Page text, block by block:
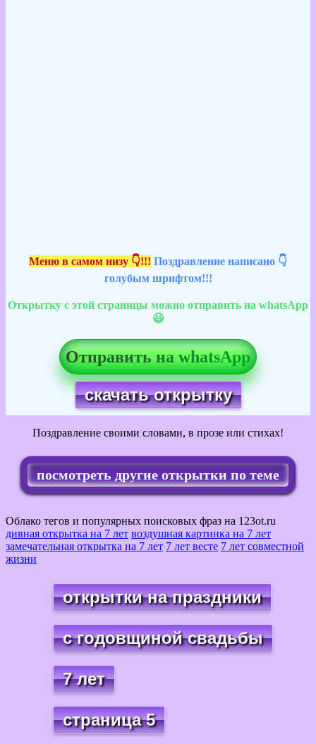
Меню в самом низу 👇!!! Поздравление написано 👇
голубым шрифтом!!!
Открытку с этой страницы можно отправить на whatsApp
😃
Отправить на whatsApp
скачать открытку
Поздравление своими словами, в прозе или стихах!
посмотреть другие открытки по теме
Облако тегов и популярных поисковых фраз на 123ot.ru
дивная открытка на 7 лет воздушная картинка на 7 лет
замечательная открытка на 7 лет 7 лет весте 7 лет совместной
жизни
открытки на праздники
с годовщиной свадьбы
7 лет
страница 5